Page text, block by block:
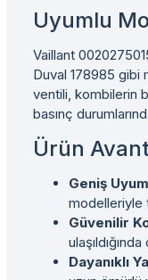
Uyumlu
Vaillant
Duval 178985 gibi
ventili, kombilerin
basınç
Ürün
Geniş
modelleriyle
Güvenilir
Dayanıklı